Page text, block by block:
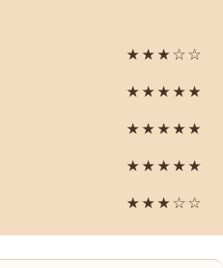
★★★☆☆
★★★★★
★★★★★
★★★★★
★★★☆☆